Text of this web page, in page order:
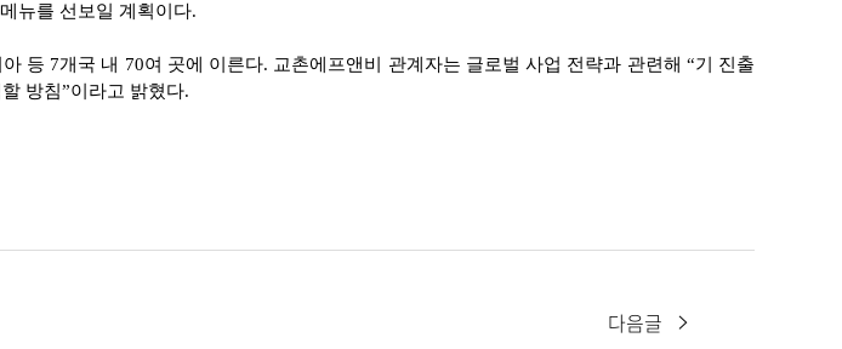
뉴를 선보일 계획이다.
등 7개국 내 70여 곳에 이른다. 교촌에프앤비 관계자는 글로벌 사업 전략과 관련해 “기 진출
방침”이라고 밝혔다.
다음글